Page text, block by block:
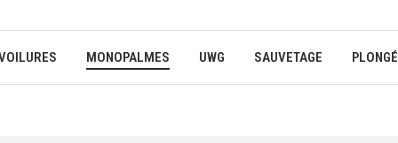
MONOPALMES UWG SAUVETAGE